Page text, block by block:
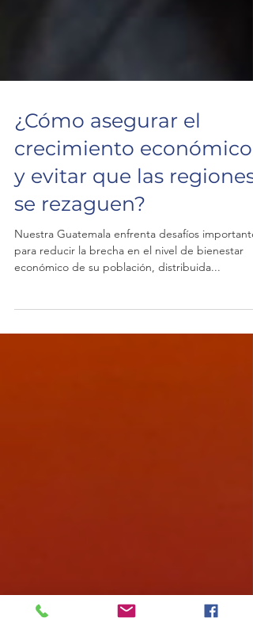
¿Cómo asegurar el
crecimiento económico
y evitar que las regiones
se rezaguen?
Nuestra Guatemala enfrenta desafíos